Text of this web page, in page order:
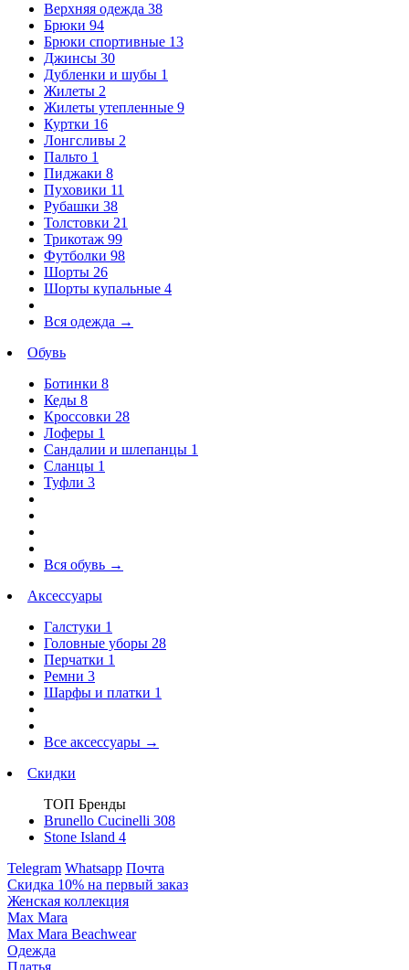
Верхняя одежда 38
Брюки 94
Брюки спортивные 13
Джинсы 30
Дубленки и шубы 1
Жилеты 2
Жилеты утепленные 9
Куртки 16
Лонгсливы 2
Пальто 1
Пиджаки 8
Пуховики 11
Рубашки 38
Толстовки 21
Трикотаж 99
Футболки 98
Шорты 26
Шорты купальные 4
Вся одежда →
Обувь
Ботинки 8
Кеды 8
Кроссовки 28
Лоферы 1
Сандалии и шлепанцы 1
Сланцы 1
Туфли 3
Вся обувь →
Аксессуары
Галстуки 1
Головные уборы 28
Перчатки 1
Ремни 3
Шарфы и платки 1
Все аксессуары →
Скидки
ТОП Бренды
Brunello Cucinelli 308
Stone Island 4
Telegram Whatsapp Почта
Скидка 10% на первый заказ
Женская коллекция
Max Mara
Max Mara Beachwear
Одежда
Платья